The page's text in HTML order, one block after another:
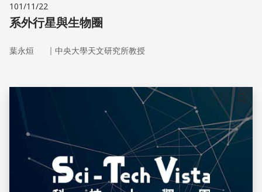
101/11/22
系外行星與生物圈
葉永烜 ｜ 中央大學天文研究所教授
儲存